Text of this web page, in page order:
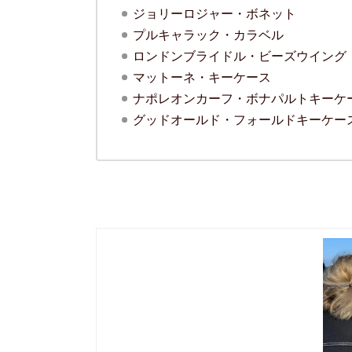
ジョリーロジャー・ボネット
プルキャラック・カラベル
ロンドンブライドル・ビーズウイング
マットーネ・キーケース
ナポレオンカーフ・ボナパルトキーケ
グッドオールド・フォールドキーケー